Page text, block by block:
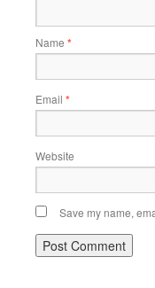
Name *
Email *
Website
Save my name,